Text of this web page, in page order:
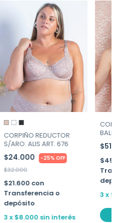
CORPIÑO REDUCTOR
S/ARO. ALIS ART. 676
$24.000 -25% OFF
$32.000
$21.600 con
Transferencia o
depósito
3x$8.000 sin interés
3 x